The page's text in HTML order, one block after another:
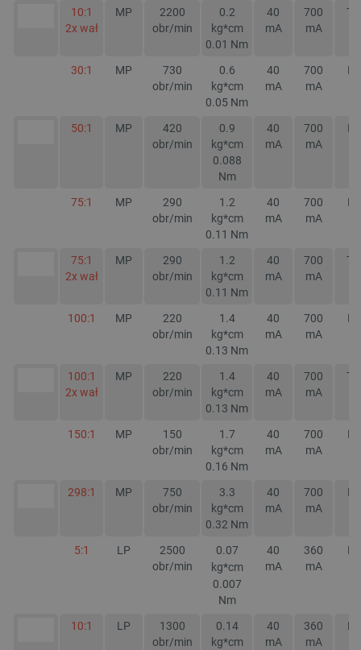
10:1
2x wał
MP
2200
obr/min
0.2
kg*cm
0.01 Nm
40
mA
700
mA
30:1 MP
730
obr/min
0.6
kg*cm
0.05 Nm
40
mA
700
mA
50:1 MP
420
obr/min
0.9
kg*cm
0.088
Nm
40
mA
700
mA
75:1 MP
290
obr/min
1.2
kg*cm
0.11 Nm
40
mA
700
mA
75:1
2x wał
MP
290
obr/min
1.2
kg*cm
0.11 Nm
40
mA
700
mA
100:1 MP
220
obr/min
1.4
kg*cm
0.13 Nm
40
mA
700
mA
100:1
2x wał
MP
220
obr/min
1.4
kg*cm
0.13 Nm
40
mA
700
mA
150:1 MP
150
obr/min
1.7
kg*cm
0.16 Nm
40
mA
700
mA
298:1 MP
750
obr/min
3.3
kg*cm
0.32 Nm
40
mA
700
mA
5:1 LP
2500
obr/min
0.07
kg*cm
0.007
Nm
40
mA
360
mA
10:1 LP
1300
obr/min
0.14
kg*cm
40
mA
360
mA